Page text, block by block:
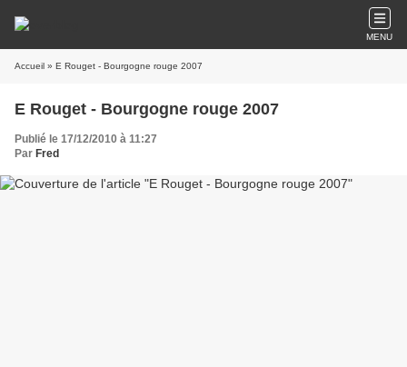
MENU
Accueil » E Rouget - Bourgogne rouge 2007
E Rouget - Bourgogne rouge 2007
Publié le 17/12/2010 à 11:27
Par Fred